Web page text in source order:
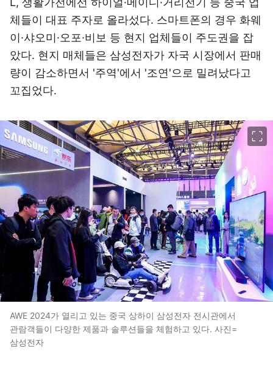
체들이 대표 주자로 올라섰다. 스마트폰의 경우 화웨
이·샤오미·오포·비보 등 현지 업체들이 주도권을 잡
았다. 현지 매체들은 삼성전자가 자국 시장에서 판매
량이 감소하면서 '주역'에서 '조연'으로 밀려났다고
꼬집었다.
AWE 2024가 열리고 있는 중국 상하이 삼성전자 전시관에서
관람객들이 다양한 제품과 솔루션들을 체험하고 있다. 사진=
삼성전자